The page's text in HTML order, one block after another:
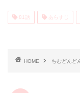
81話 あらすじ
HOME ちむどんど